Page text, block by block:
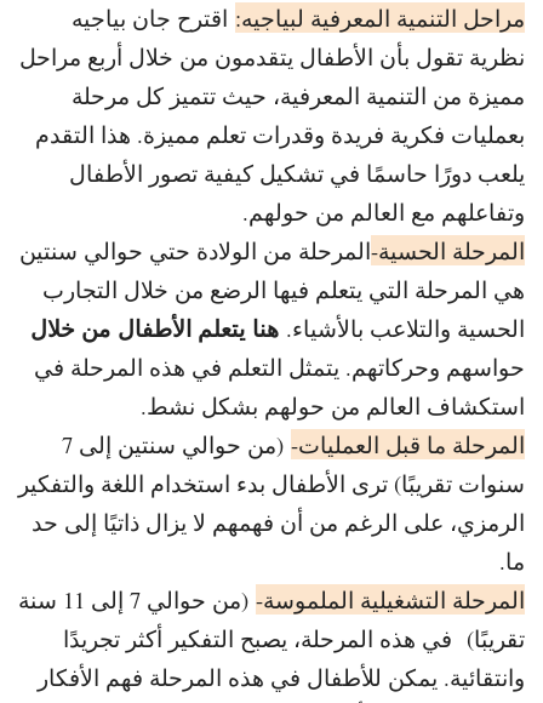
مراحل التنمية المعرفية لبياجيه: اقترح جان بياجيه
نظرية تقول بأن الأطفال يتقدمون من خلال أربع مراحل
مميزة من التنمية المعرفية، حيث تتميز كل مرحلة
بعمليات فكرية فريدة وقدرات تعلم مميزة. هذا التقدم
يلعب دورًا حاسمًا في تشكيل كيفية تصور الأطفال
وتفاعلهم مع العالم من حولهم.
المرحلة الحسية-المرحلة من الولادة حتي حوالي سنتين
هي المرحلة التي يتعلم فيها الرضع من خلال التجارب
الحسية والتلاعب بالأشياء. هنا يتعلم الأطفال من خلال
حواسهم وحركاتهم. يتمثل التعلم في هذه المرحلة في
استكشاف العالم من حولهم بشكل نشط.
المرحلة ما قبل العمليات-
(من حوالي سنتين إلى 7
سنوات تقريبًا) ترى الأطفال بدء استخدام اللغة والتفكير
الرمزي، على الرغم من أن فهمهم لا يزال ذاتيًا إلى حد
ما.
المرحلة التشغيلية الملموسة-
(من حوالي 7 إلى 11 سنة
تقريبًا) في هذه المرحلة، يصبح التفكير أكثر تجريدًا
وانتقائية. يمكن للأطفال في هذه المرحلة فهم الأفكار